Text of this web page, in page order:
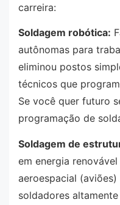
carreira:
Soldagem robótica:
autônomas para
eliminou postos
técnicos que
Se você quer futuro
programação de
Soldagem de
em energia
aeroespacial
soldadores